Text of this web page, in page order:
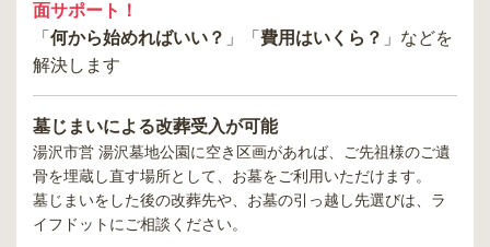
面サポート！
「 何から始めればいい？ 」「 費用はいくら？ 」などを
解決します
墓じまいによる改葬受入が可能
湯沢市営 湯沢墓地公園に空き区画があれば、ご先祖様のご遺
骨を埋蔵し直す場所として、お墓をご利用いただけます。
墓じまいをした後の改葬先や、お墓の引っ越し先選びは、ラ
イフドットにご相談ください。